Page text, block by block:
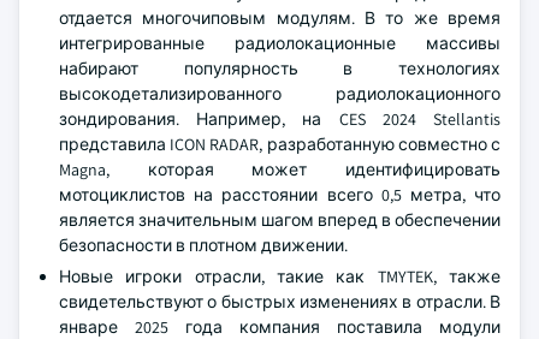
отдается многочиповым модулям. В то же время
интегрированные радиолокационные массивы
набирают популярность в технологиях
высокодетализированного радиолокационного
зондирования. Например, на CES 2024 Stellantis
представила ICON RADAR, разработанную совместно с
Magna, которая может идентифицировать
мотоциклистов на расстоянии всего 0,5 метра, что
является значительным шагом вперед в обеспечении
безопасности в плотном движении.
Новые игроки отрасли, такие как TMYTEK, также
свидетельствуют о быстрых изменениях в отрасли. В
январе 2025 года компания поставила модули